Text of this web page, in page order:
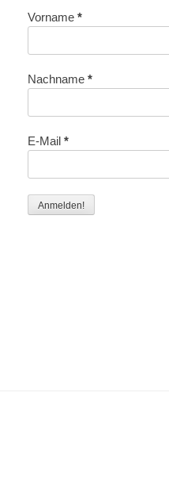
Vorname *
Nachname *
E-Mail *